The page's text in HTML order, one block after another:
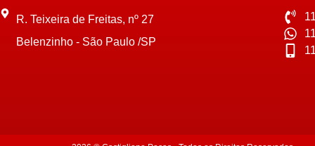
R. Teixeira de Freitas, nº 27
Belenzinho - São Paulo /SP